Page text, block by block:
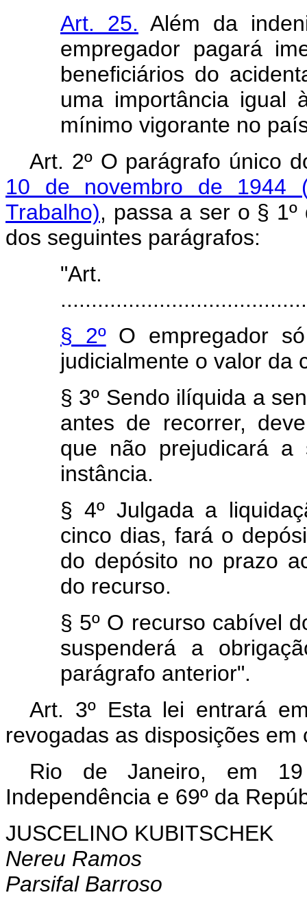
Art. 25. Além da
empregador pagará
beneficiários do
uma importância igual
mínimo vigorante no
Art. 2º O parágrafo único
10 de novembro de 1944
Trabalho), passa a ser o §
dos seguintes parágrafos:
§ 2ºO empregador só
judicialmente o valor da
§ 3º Sendo ilíquida a
antes de recorrer,
que não prejudicará a
instância.
§ 4º Julgada a
cinco dias, fará o
do depósito no prazo
do recurso.
§ 5º O recurso cabível
suspenderá a
parágrafo anterior".
Art. 3º Esta lei entrará
revogadas as disposições em
Rio de Janeiro, em
Independência e 69º da
JUSCELINO KUBITSCHEK
Nereu Ramos
Parsifal Barroso